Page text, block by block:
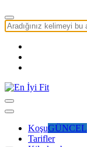
KoşuGÜNCEL
Tarifler